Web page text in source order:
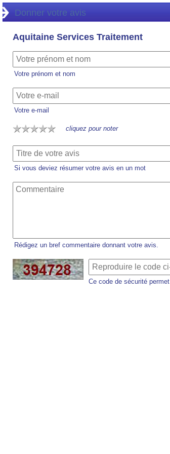
Donner votre avis
Aquitaine Services Traitement
Votre prénom et nom
Votre e-mail
cliquez pour noter
Si vous deviez résumer votre avis en un mot
Rédigez un bref commentaire donnant votre avis.
Ce code de sécurité